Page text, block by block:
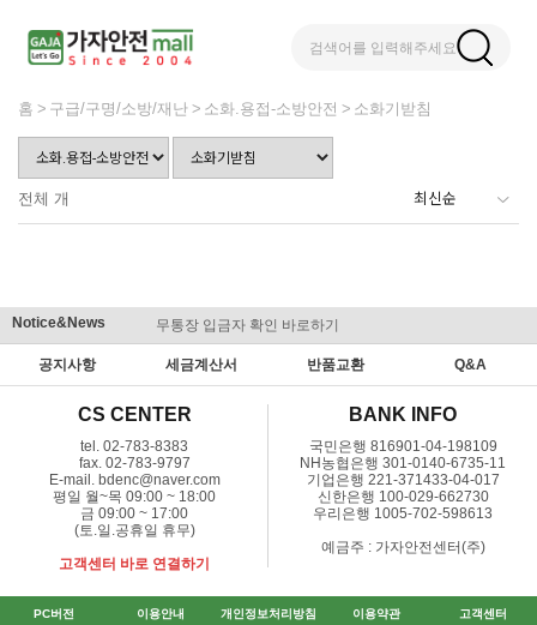
검색어를 입력해주세요
홈 구급/구명/소방/재난 소화.용접-소방안전 소화기받침
전체 개
Notice&News 무통장 입금자 확인 바로하기
공지사항 세금계산서 반품교환 Q&A
CS CENTER
tel. 02-783-8383
fax. 02-783-9797
E-mail. bdenc@naver.com
평일 월~목 09:00 ~ 18:00
금 09:00 ~ 17:00
(토.일.공휴일 휴무)
고객센터 바로 연결하기
BANK INFO
국민은행 816901-04-198109
NH농협은행 301-0140-6735-11
기업은행 221-371433-04-017
신한은행 100-029-662730
우리은행 1005-702-598613
예금주 : 가자안전센터(주)
PC버전 이용안내 개인정보처리방침 이용약관 고객센터